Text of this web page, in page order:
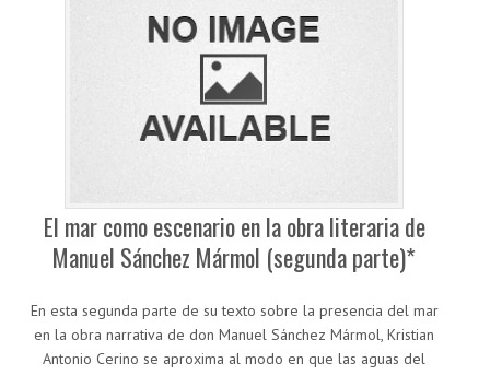
El mar como escenario en la obra literaria de
Manuel Sánchez Mármol (segunda parte)*
En esta segunda parte de su texto sobre la presencia del mar
en la obra narrativa de don Manuel Sánchez Mármol, Kristian
Antonio Cerino se aproxima al modo en que las aguas del